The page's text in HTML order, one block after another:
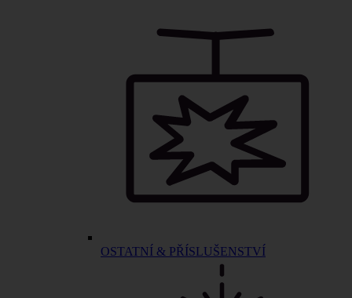
OSTATNÍ & PŘÍSLUŠENSTVÍ